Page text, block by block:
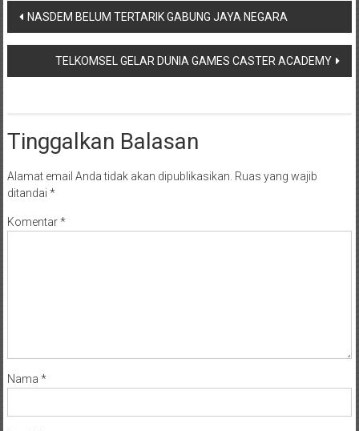
Navigasi
pos
NASDEM BELUM TERTARIK GABUNG JAYA NEGARA
TELKOMSEL GELAR DUNIA GAMES CASTER ACADEMY
Tinggalkan Balasan
Alamat email Anda tidak akan dipublikasikan. Ruas yang wajib
ditandai *
Komentar*
Nama *